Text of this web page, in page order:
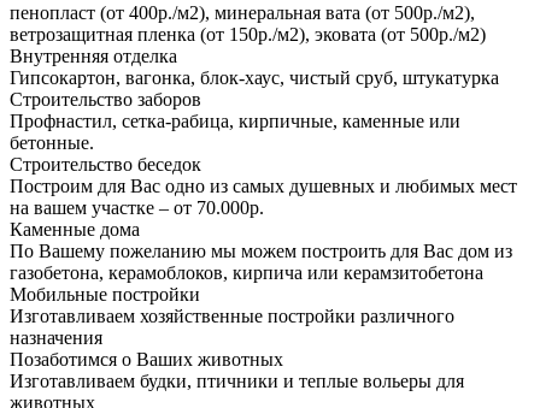
пенопласт (от 400р./м2), минеральная вата (от 500р./м2),
ветрозащитная пленка (от 150р./м2), эковата (от 500р./м2)
Внутренняя отделка
Гипсокартон, вагонка, блок-хаус, чистый сруб, штукатурка
Строительство заборов
Профнастил, сетка-рабица, кирпичные, каменные или
бетонные.
Строительство беседок
Построим для Вас одно из самых душевных и любимых мест
на вашем участке – от 70.000р.
Каменные дома
По Вашему пожеланию мы можем построить для Вас дом из
газобетона, керамоблоков, кирпича или керамзитобетона
Мобильные постройки
Изготавливаем хозяйственные постройки различного
назначения
Позаботимся о Ваших животных
Изготавливаем будки, птичники и теплые вольеры для
животных